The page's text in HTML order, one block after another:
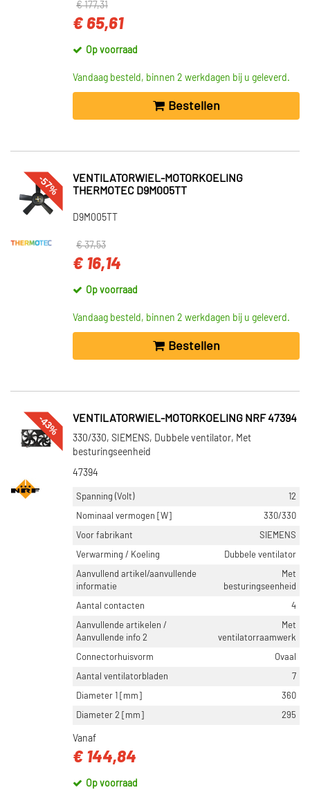
€ 177,31
€ 65,61
Op voorraad
Vandaag besteld, binnen 2 werkdagen bij u geleverd.
Bestellen
-57%
VENTILATORWIEL-MOTORKOELING
THERMOTEC D9M005TT
D9M005TT
€ 37,53
€ 16,14
Op voorraad
Vandaag besteld, binnen 2 werkdagen bij u geleverd.
Bestellen
-43% VENTILATORWIEL-MOTORKOELING NRF 47394
330/330, SIEMENS, Dubbele ventilator, Met
besturingseenheid
47394
Spanning (Volt)
12
Nominaal vermogen [W]
330/330
Voor fabrikant
SIEMENS
Verwarming / Koeling
Dubbele ventilator
Aanvullend artikel/aanvullende
informatie
Met
besturingseenheid
Aantal contacten
4
Aanvullende artikelen /
Aanvullende info 2
Met
ventilatorraamwerk
Connectorhuisvorm
Ovaal
Aantal ventilatorbladen
7
Diameter 1 [mm]
360
Diameter 2 [mm]
295
Vanaf
€ 144,84
Op voorraad